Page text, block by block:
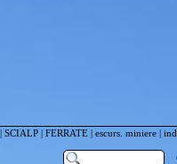
SCIALP FERRATE escurs. miniere